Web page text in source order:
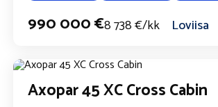
990 000 €8 738 €/kk Loviisa
Axopar 45 XC Cross Cabin